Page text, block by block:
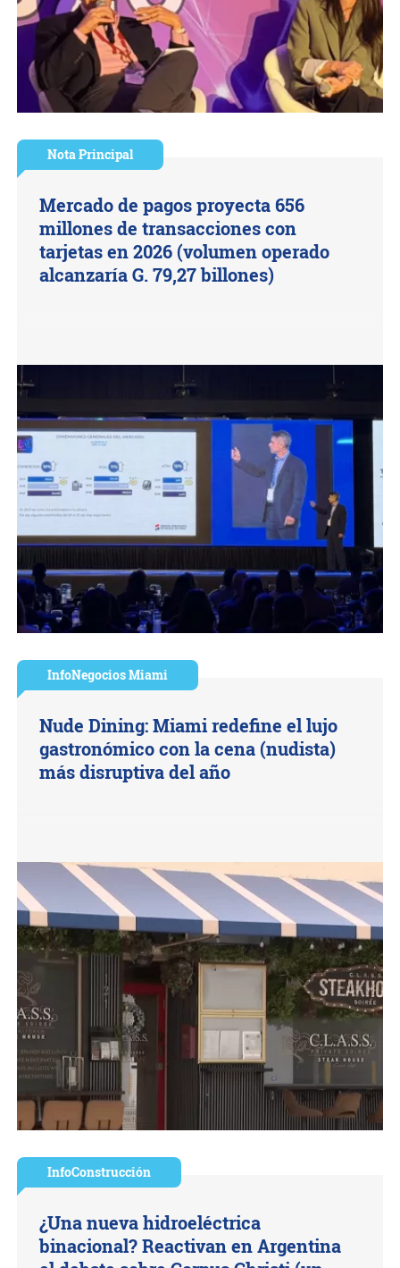
Nota Principal
Mercado de pagos proyecta 656
millones de transacciones con
tarjetas en 2026 (volumen operado
alcanzaría G. 79,27 billones)
InfoNegocios Miami
Nude Dining: Miami redefine el lujo
gastronómico con la cena (nudista)
más disruptiva del año
InfoConstrucción
¿Una nueva hidroeléctrica
binacional? Reactivan en Argentina